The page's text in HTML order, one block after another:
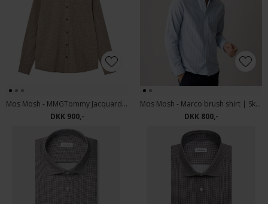
Mos Mosh - MMGTommy Jacquard shirt | Skjorte Brindle
DKK 900,-
Mos Mosh - Marco brush shirt | Skjorte Light Blue
DKK 800,-